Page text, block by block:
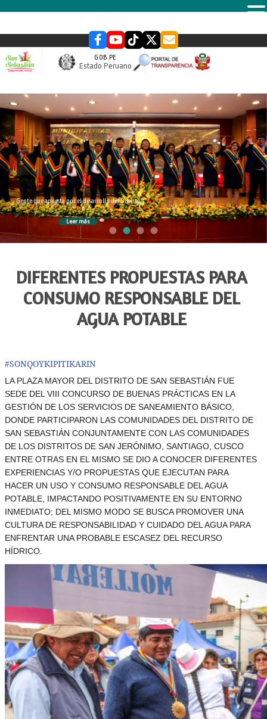
GOB.PE
Estado Peruano
slider
Gente que apuesta por el desarrollo del Distrito
Leer más
DIFERENTES PROPUESTAS PARA
CONSUMO RESPONSABLE DEL
AGUA POTABLE
#SONQOYKIPITIKARIN
LA PLAZA MAYOR DEL DISTRITO DE SAN SEBASTIÁN FUE
SEDE DEL VIII CONCURSO DE BUENAS PRÁCTICAS EN LA
GESTIÓN DE LOS SERVICIOS DE SANEAMIENTO BÁSICO,
DONDE PARTICIPARON LAS COMUNIDADES DEL DISTRITO DE
SAN SEBASTIÁN CONJUNTAMENTE CON LAS COMUNIDADES
DE LOS DISTRITOS DE SAN JERÓNIMO, SANTIAGO, CUSCO
ENTRE OTRAS EN EL MISMO SE DIO A CONOCER DIFERENTES
EXPERIENCIAS Y/O PROPUESTAS QUE EJECUTAN PARA
HACER UN USO Y CONSUMO RESPONSABLE DEL AGUA
POTABLE, IMPACTANDO POSITIVAMENTE EN SU ENTORNO
INMEDIATO; DEL MISMO MODO SE BUSCA PROMOVER UNA
CULTURA DE RESPONSABILIDAD Y CUIDADO DEL AGUA PARA
ENFRENTAR UNA PROBABLE ESCASEZ DEL RECURSO
HÍDRICO.